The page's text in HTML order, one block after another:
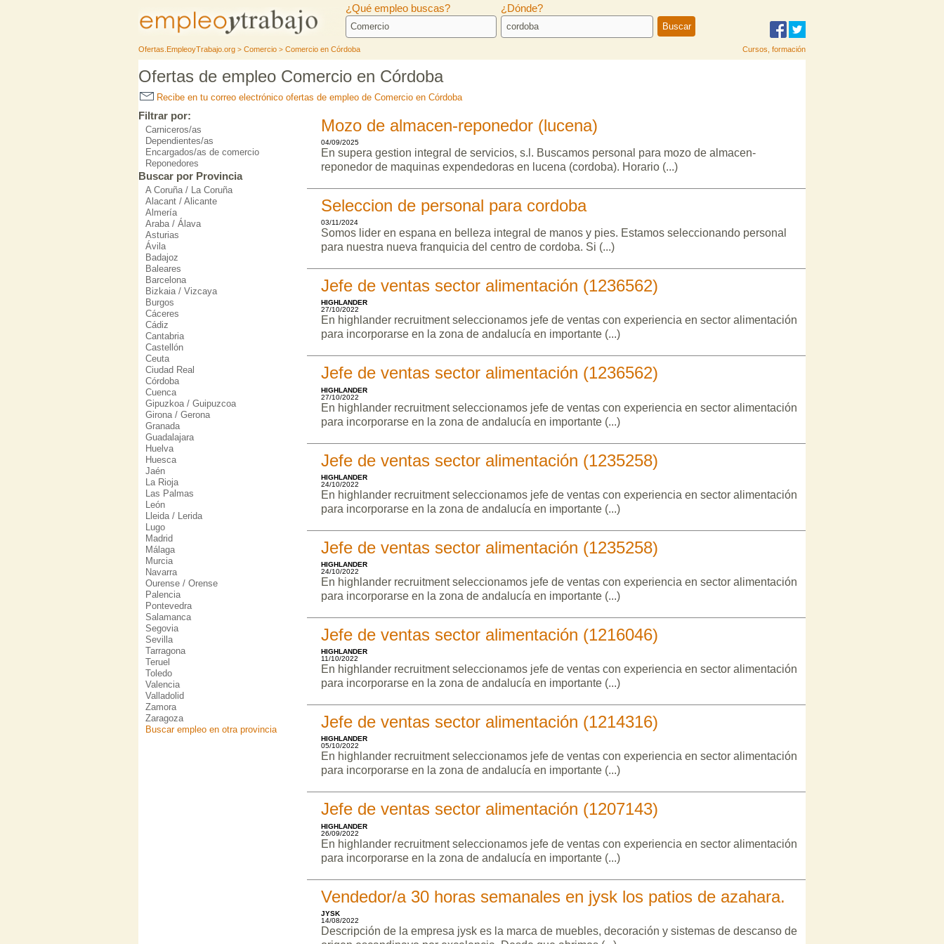
¿Qué empleo buscas? ¿Dónde?
Ofertas.EmpleoyTrabajo.org > Comercio > Comercio en Córdoba Cursos, formación
Ofertas de empleo Comercio en Córdoba
Recibe en tu correo electrónico ofertas de empleo de Comercio en Córdoba
Mozo de almacen-reponedor (lucena)
04/09/2025
En supera gestion integral de servicios, s.l. Buscamos personal para mozo de almacen-
reponedor de maquinas expendedoras en lucena (cordoba). Horario (...)
Seleccion de personal para cordoba
03/11/2024
Somos lider en espana en belleza integral de manos y pies. Estamos seleccionando personal
para nuestra nueva franquicia del centro de cordoba. Si (...)
Jefe de ventas sector alimentación (1236562)
HIGHLANDER
27/10/2022
En highlander recruitment seleccionamos jefe de ventas con experiencia en sector alimentación
para incorporarse en la zona de andalucía en importante (...)
Jefe de ventas sector alimentación (1236562)
HIGHLANDER
27/10/2022
En highlander recruitment seleccionamos jefe de ventas con experiencia en sector alimentación
para incorporarse en la zona de andalucía en importante (...)
Jefe de ventas sector alimentación (1235258)
HIGHLANDER
24/10/2022
En highlander recruitment seleccionamos jefe de ventas con experiencia en sector alimentación
para incorporarse en la zona de andalucía en importante (...)
Jefe de ventas sector alimentación (1235258)
HIGHLANDER
24/10/2022
En highlander recruitment seleccionamos jefe de ventas con experiencia en sector alimentación
para incorporarse en la zona de andalucía en importante (...)
Jefe de ventas sector alimentación (1216046)
HIGHLANDER
11/10/2022
En highlander recruitment seleccionamos jefe de ventas con experiencia en sector alimentación
para incorporarse en la zona de andalucía en importante (...)
Jefe de ventas sector alimentación (1214316)
HIGHLANDER
05/10/2022
En highlander recruitment seleccionamos jefe de ventas con experiencia en sector alimentación
para incorporarse en la zona de andalucía en importante (...)
Jefe de ventas sector alimentación (1207143)
HIGHLANDER
26/09/2022
En highlander recruitment seleccionamos jefe de ventas con experiencia en sector alimentación
para incorporarse en la zona de andalucía en importante (...)
Vendedor/a 30 horas semanales en jysk los patios de azahara.
JYSK
14/08/2022
Descripción de la empresa jysk es la marca de muebles, decoración y sistemas de descanso de
Filtrar por:
Carniceros/as
Dependientes/as
Encargados/as de comercio
Reponedores
Buscar por Provincia
A Coruña / La Coruña
Alacant / Alicante
Almería
Araba / Álava
Asturias
Ávila
Badajoz
Baleares
Barcelona
Bizkaia / Vizcaya
Burgos
Cáceres
Cádiz
Cantabria
Castellón
Ceuta
Ciudad Real
Córdoba
Cuenca
Gipuzkoa / Guipuzcoa
Girona / Gerona
Granada
Guadalajara
Huelva
Huesca
Jaén
La Rioja
Las Palmas
León
Lleida / Lerida
Lugo
Madrid
Málaga
Murcia
Navarra
Ourense / Orense
Palencia
Pontevedra
Salamanca
Segovia
Sevilla
Tarragona
Teruel
Toledo
Valencia
Valladolid
Zamora
Zaragoza
Buscar empleo en otra provincia